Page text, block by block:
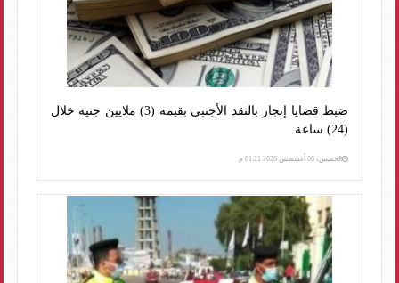
ضبط قضايا إتجار بالنقد الأجنبي بقيمة (3) ملايين جنيه خلال
(24) ساعة
الخميس، 06 أغسطس 2026 01:21 م